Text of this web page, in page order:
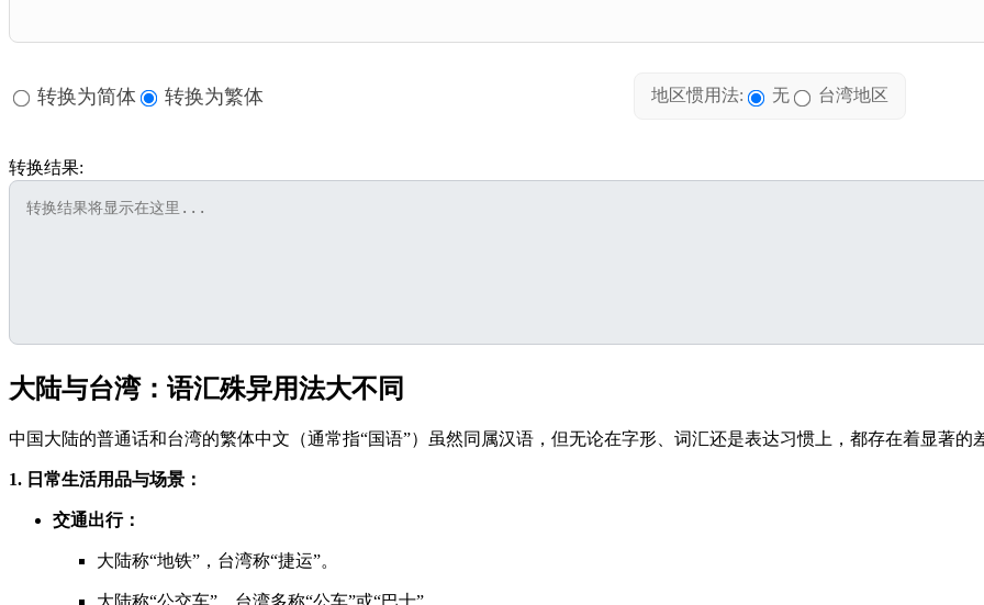
转换为简体 转换为繁体 地区惯用法: 无 台湾地区
转换结果:
大陆与台湾：语汇殊异用法大不同
中国大陆的普通话和台湾的繁体中文（通常指“国语”）虽然同属汉语，但无论在字形、词汇还是表达习惯上，都存在着显著的
1. 日常生活用品与场景：
交通出行：
大陆称“地铁”，台湾称“捷运”。
大陆称“公交车”，台湾多称“公车”或“巴士”。